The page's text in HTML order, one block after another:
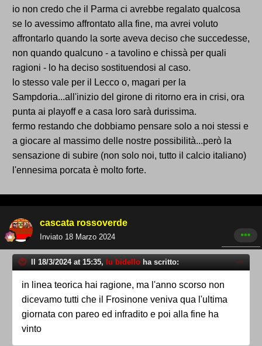
io non credo che il Parma ci avrebbe regalato qualcosa
se lo avessimo affrontato alla fine, ma avrei voluto
affrontarlo quando la sorte aveva deciso che succedesse,
non quando qualcuno - a tavolino e chissà per quali
ragioni - lo ha deciso sostituendosi al caso.
lo stesso vale per il Lecco o, magari per la
Sampdoria...all'inizio del girone di ritorno era in crisi, ora
punta ai playoff e a casa loro sarà durissima.
fermo restando che dobbiamo pensare solo a noi stessi e
a giocare al massimo delle nostre possibilità...però la
sensazione di subire (non solo noi, tutto il calcio italiano)
l'ennesima porcata è molto forte.
cascata rossoverde
Inviato 18 Marzo 2024
Il 18/3/2024 at 15:35, lu bidello ha scritto:
in linea teorica hai ragione, ma l'anno scorso non
dicevamo tutti che il Frosinone veniva qua l'ultima
giornata con pareo ed infradito e poi alla fine ha
vinto